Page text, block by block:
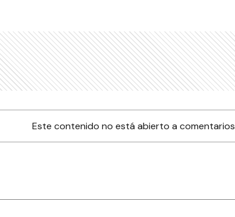
Este contenido no está abierto a comentarios